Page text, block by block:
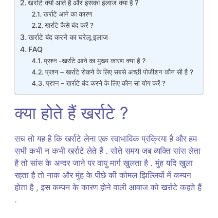
खर्राटे क्यों आते हैं और इसका इलाज क्या है ?
खर्राटे आने का कारण
खर्राटे कैसे बंद करें ?
खर्राटे बंद करने का घरेलू इलाज
FAQ
प्रश्न -खर्राटे आने का मुख्य कारण क्या है ?
प्रश्न – खर्राटे रोकने के लिए सबसे अच्छी पोजीशन कौन सी है ?
प्रश्न – खर्राटे बंद करने के लिए कौन सा योग करें ?
क्या होते हैं खर्राटे ?
सच तो यह है कि खर्राटे लेना एक स्वाभाविक प्रक्रिया है और हम
सभी कभी न कभी खर्राटे लेते हैं . सोते समय जब व्यक्ति सांस लेता
है तो सांस के अन्दर जाने पर वायु मार्ग खुलता है . मुंह यदि खुला
रहता है तो नाक और मुंह के पीछे की कोमल झिल्लियों में कम्पन
होता है , इस कम्पन के कारण होने वाली आवाज को खर्राटे कहते हैं
.